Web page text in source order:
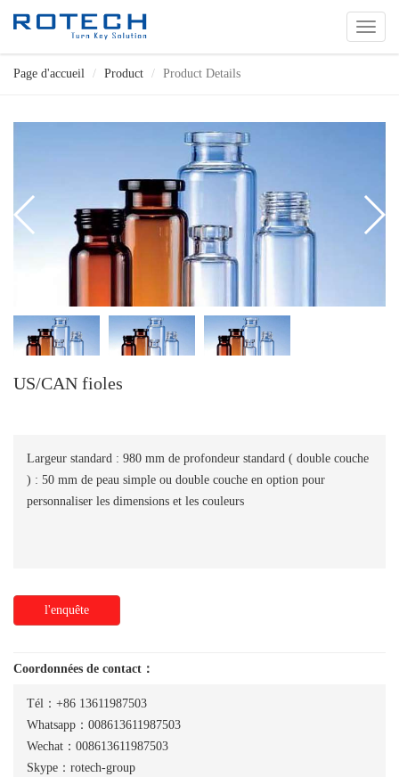
切
换
Page d'accueil Product Product Details
US/CAN fioles
Largeur standard : 980 mm de profondeur standard ( double couche
) : 50 mm de peau simple ou double couche en option pour
personnaliser les dimensions et les couleurs
l'enquête
Coordonnées de contact：
Tél：+86 13611987503
Whatsapp：008613611987503
Wechat：008613611987503
Skype：rotech-group